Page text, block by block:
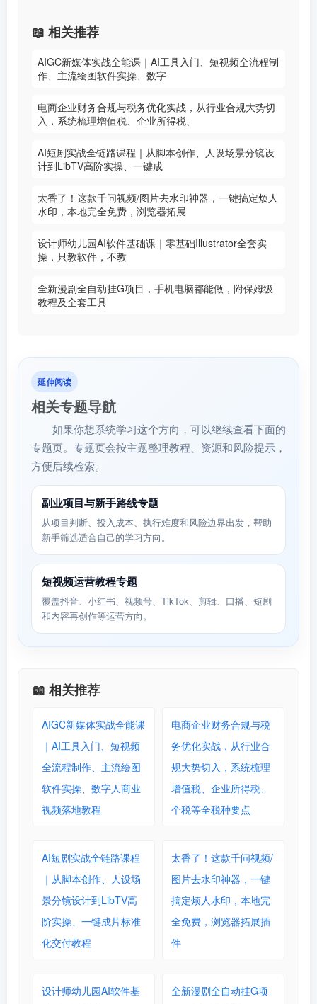
📖 相关推荐
AIGC新媒体实战全能课｜AI工具入门、短视频全流程制
作、主流绘图软件实操、数字
电商企业财务合规与税务优化实战，从行业合规大势切
入，系统梳理增值税、企业所得税、
AI短剧实战全链路课程｜从脚本创作、人设场景分镜设
计到LibTV高阶实操、一键成
太香了！这款千问视频/图片去水印神器，一键搞定烦人
水印，本地完全免费，浏览器拓展
设计师幼儿园AI软件基础课｜零基础Illustrator全套实
操，只教软件，不教
全新漫剧全自动挂G项目，手机电脑都能做，附保姆级
教程及全套工具
延伸阅读
相关专题导航
如果你想系统学习这个方向，可以继续查看下面的
专题页。专题页会按主题整理教程、资源和风险提示，
方便后续检索。
副业项目与新手路线专题
从项目判断、投入成本、执行难度和风险边界出发，帮助
新手筛选适合自己的学习方向。
短视频运营教程专题
覆盖抖音、小红书、视频号、TikTok、剪辑、口播、短剧
和内容再创作等运营方向。
📖 相关推荐
AIGC新媒体实战全能课
｜AI工具入门、短视频
全流程制作、主流绘图
软件实操、数字人商业
视频落地教程
电商企业财务合规与税
务优化实战，从行业合
规大势切入，系统梳理
增值税、企业所得税、
个税等全税种要点
AI短剧实战全链路课程
｜从脚本创作、人设场
景分镜设计到LibTV高
阶实操、一键成片标准
化交付教程
太香了！这款千问视频/
图片去水印神器，一键
搞定烦人水印，本地完
全免费，浏览器拓展插
件
设计师幼儿园AI软件基
全新漫剧全自动挂G项